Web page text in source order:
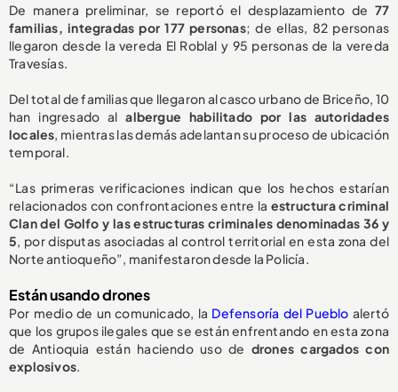
De manera preliminar, se reportó el desplazamiento de 77
familias, integradas por 177 personas; de ellas, 82 personas
llegaron desde la vereda El Roblal y 95 personas de la vereda
Travesías.
Del total de familias que llegaron al casco urbano de Briceño, 10
han ingresado alalbergue habilitado por las autoridades
locales, mientras las demás adelantan su proceso de ubicación
temporal.
“Las primeras verificaciones indican que los hechos estarían
relacionados con confrontaciones entre la estructura criminal
Clan del Golfo y las estructuras criminales denominadas 36 y
5, por disputas asociadas al control territorial en esta zona del
Norte antioqueño”, manifestaron desde la Policía.
Están usando drones
Por medio de un comunicado, la Defensoría del Pueblo alertó
que los grupos ilegales que se están enfrentando en esta zona
de Antioquia están haciendo uso de drones cargados con
explosivos.